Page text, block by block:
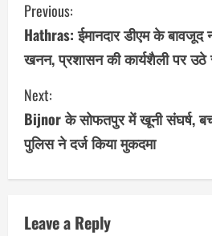
o
n
t
i
n
Previous:
Hathras: ईमानदार डीएम के बावजूद
खनन, प्रशासन की कार्यशैली पर उठे
Next:
Bijnor के सोफतपुर में खूनी संघर्ष,
पुलिस ने दर्ज किया मुकदमा
Leave a Reply